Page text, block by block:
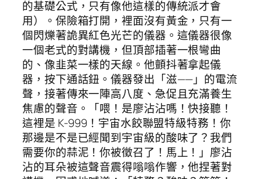
的基礎公式，只有像他這樣的傳統派才會
用）。保險箱打開，裡面沒有黃金，只有一
個閃爍著詭異紅色光芒的儀器。這儀器很像
一個老式的對講機，但頂部插著一根彎曲
的、像韭菜一樣的天線。他顫抖著拿起儀
器，按下通話鈕。儀器發出「滋——」的電流
聲，接著傳來一陣高八度、急促且充滿養生
焦慮的聲音。「喂！是廖沾沾嗎！快接聽！
這裡是 K-999！宇宙水餃聯盟特級特務！你
那邊是不是已經聞到宇宙級的酸味了？我們
需要你的蒜泥！你被徵召了！馬上！」廖沾
沾的耳朵被這聲音震得嗡嗡作響，他捏著對